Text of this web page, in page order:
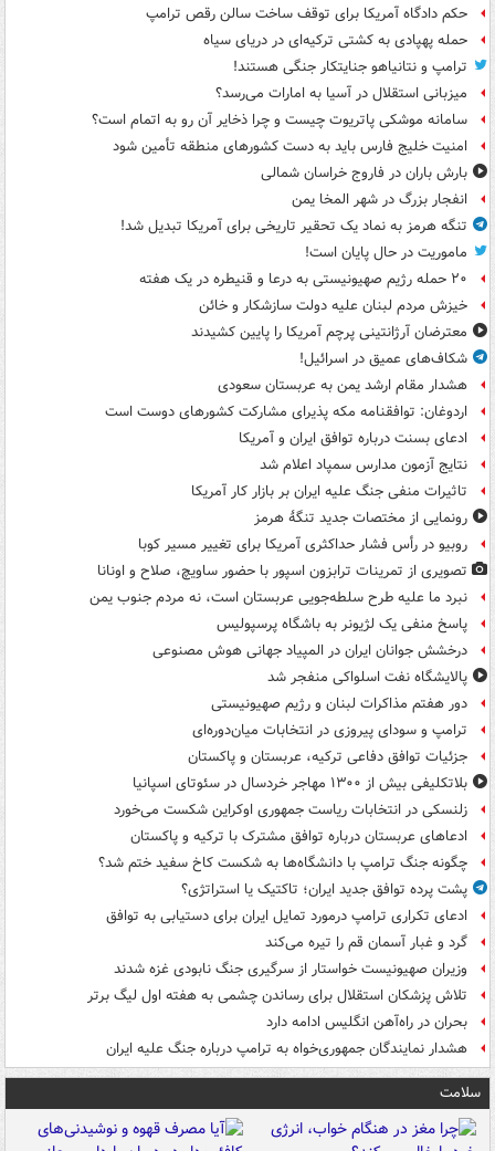
حکم دادگاه آمریکا برای توقف ساخت سالن رقص ترامپ
حمله پهپادی به کشتی ترکیه‌ای در دریای سیاه
ترامپ و نتانیاهو جنایتکار جنگی هستند!
میزبانی استقلال در آسیا به امارات می‌رسد؟
سامانه موشکی پاتریوت چیست و چرا ذخایر آن رو به اتمام است؟
امنیت خلیج فارس باید به دست کشورهای منطقه تأمین شود
بارش باران در فاروج خراسان شمالی
انفجار بزرگ در شهر المخا یمن
تنگه هرمز به نماد یک تحقیر تاریخی برای آمریکا تبدیل شد!
ماموریت در حال پایان است!
۲۰ حمله رژیم صهیونیستی به درعا و قنیطره در یک هفته
خیزش مردم لبنان علیه دولت سازشکار و خائن
معترضان آرژانتینی پرچم آمریکا را پایین کشیدند
شکاف‌های عمیق در اسرائیل!
هشدار مقام ارشد یمن به عربستان سعودی
اردوغان: توافقنامه مکه پذیرای مشارکت کشورهای دوست است
ادعای بسنت درباره توافق ایران و آمریکا
نتایج آزمون مدارس سمپاد اعلام شد
تاثیرات منفی جنگ علیه ایران بر بازار کار آمریکا
رونمایی از مختصات جدید تنگۀ هرمز
روبیو در رأس فشار حداکثری آمریکا برای تغییر مسیر کوبا
تصویری از تمرینات ترابزون اسپور با حضور ساویچ، صلاح و اونانا
نبرد ما علیه طرح سلطه‌جویی عربستان است، نه مردم جنوب یمن
پاسخ منفی یک لژیونر به باشگاه پرسپولیس
درخشش جوانان ایران در المپیاد جهانی هوش مصنوعی
پالایشگاه نفت اسلواکی منفجر شد
دور هفتم مذاکرات لبنان و رژیم صهیونیستی
ترامپ و سودای پیروزی در انتخابات میان‌دوره‌ای
جزئیات توافق دفاعی ترکیه، عربستان و پاکستان
بلاتکلیفی بیش از ۱۳۰۰ مهاجر خردسال در سئوتای اسپانیا
زلنسکی در انتخابات ریاست جمهوری اوکراین شکست می‌خورد
ادعاهای عربستان درباره توافق مشترک با ترکیه و پاکستان
چگونه جنگ ترامپ با دانشگاه‌ها به شکست کاخ سفید ختم شد؟
پشت پرده توافق جدید ایران؛ تاکتیک یا استراتژی؟
ادعای تکراری ترامپ درمورد تمایل ایران برای دستیابی به توافق
گرد و غبار آسمان قم را تیره می‌کند
وزیران صهیونیست خواستار از سرگیری جنگ نابودی غزه شدند
تلاش پزشکان استقلال برای رساندن چشمی به هفته اول لیگ برتر
بحران در راه‌آهن انگلیس ادامه دارد
هشدار نمایندگان جمهوری‌خواه به ترامپ درباره جنگ علیه ایران
سلامت